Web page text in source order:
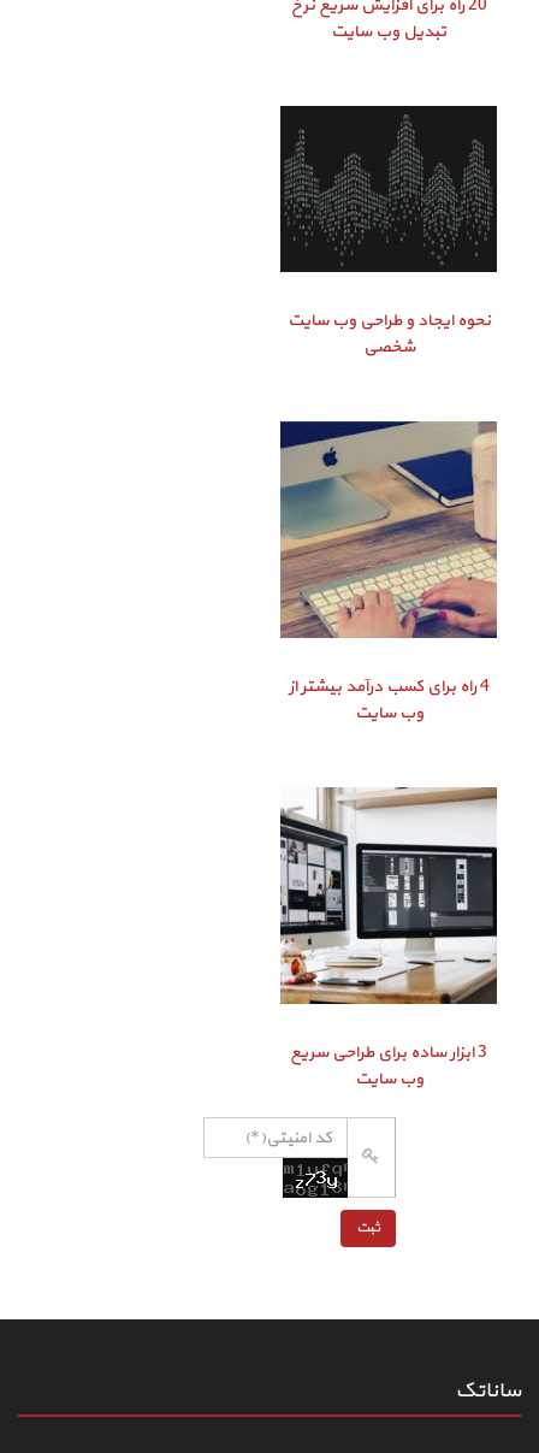
تبدیل وب سایت
نحوه ایجاد و طراحی وب سایت
شخصی
4 راه برای کسب درآمد بیشتر از
وب سایت
3 ابزار ساده برای طراحی سریع
وب سایت
ساناتک